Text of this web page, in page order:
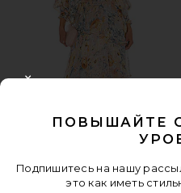
В ТРЕНДЕ СЕЙЧАС!
ПЛАТЬЕ ASTRID
ПОВЫШАЙТЕ
Подпишитесь на нашу
это как иметь